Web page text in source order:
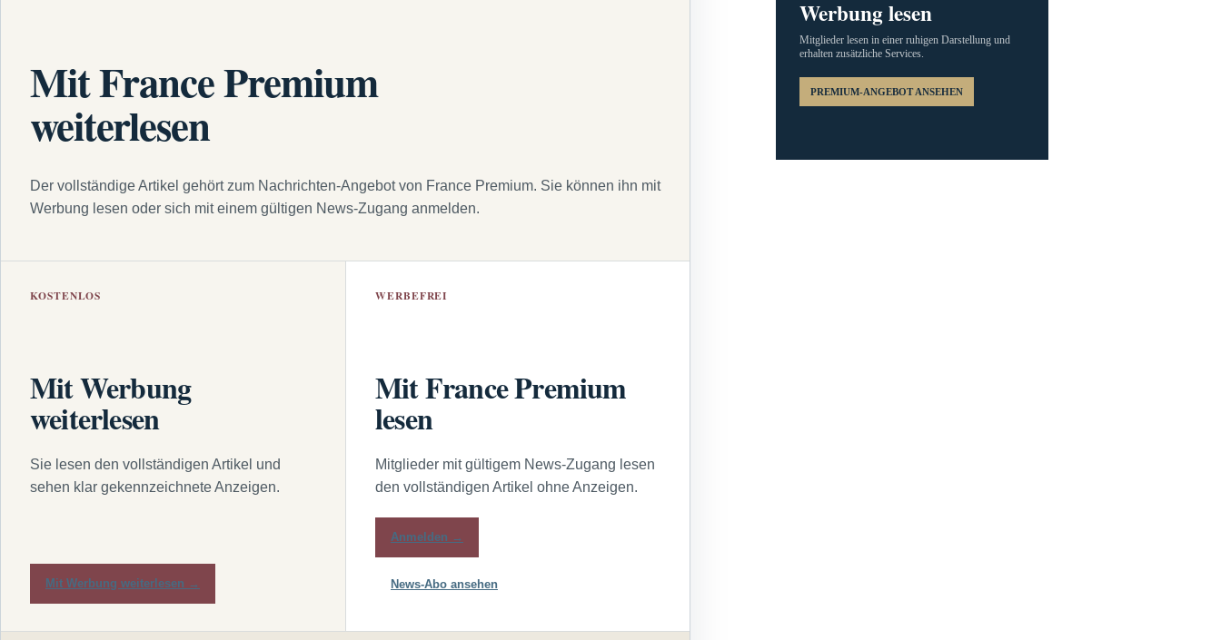
Mit France Premium
weiterlesen
Der vollständige Artikel gehört zum Nachrichten-Angebot von France Premium. Sie können ihn mit
Werbung lesen oder sich mit einem gültigen News-Zugang anmelden.
KOSTENLOS
Mit Werbung
weiterlesen
Sie lesen den vollständigen Artikel und
sehen klar gekennzeichnete Anzeigen.
Mit Werbung weiterlesen →
WERBEFREI
Mit France Premium
lesen
Mitglieder mit gültigem News-Zugang lesen
den vollständigen Artikel ohne Anzeigen.
Anmelden →
News-Abo ansehen
Werbung lesen
Mitglieder lesen in einer ruhigen Darstellung und
erhalten zusätzliche Services.
PREMIUM-ANGEBOT ANSEHEN